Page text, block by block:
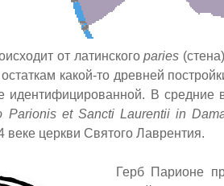
от латинскогоparies
какой-то древней
идентифицированной. В средние
Parionis et Sancti Laurentii in
веке церкви Святого Лаврентия.
Герб Парионе